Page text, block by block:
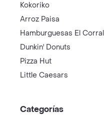
Kokoriko
Arroz Paisa
Hamburguesas El Corral
Dunkin' Donuts
Pizza Hut
Little Caesars
Categorías